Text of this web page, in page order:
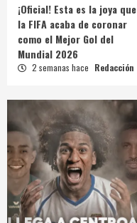
¡Oficial! Esta es la joya que
la FIFA acaba de coronar
como el Mejor Gol del
Mundial 2026
2 semanas hace Redacción